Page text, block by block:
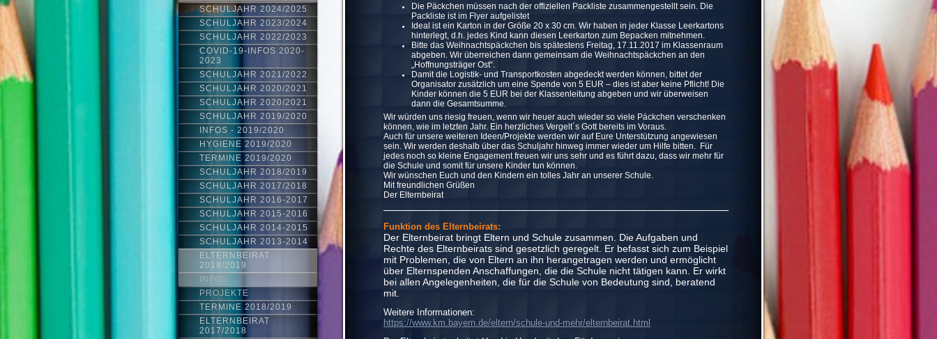
Die Päckchen müssen nach der offiziellen Packliste zusammengestellt sein. Die
Packliste ist im Flyer aufgelistet
Ideal ist ein Karton in der Größe 20 x 30 cm. Wir haben in jeder Klasse Leerkartons
hinterlegt, d.h. jedes Kind kann diesen Leerkarton zum Bepacken mitnehmen.
Bitte das Weihnachtspäckchen bis spätestens Freitag, 17.11.2017 im Klassenraum
abgeben. Wir überreichen dann gemeinsam die Weihnachtspäckchen an den
„Hoffnungsträger Ost“.
Damit die Logistik- und Transportkosten abgedeckt werden können, bittet der
Organisator zusätzlich um eine Spende von 5 EUR – dies ist aber keine Pflicht! Die
Kinder können die 5 EUR bei der Klassenleitung abgeben und wir überweisen
dann die Gesamtsumme.
Wir würden uns riesig freuen, wenn wir heuer auch wieder so viele Päckchen verschenken
können, wie im letzten Jahr. Ein herzliches Vergelt´s Gott bereits im Voraus.
Auch für unsere weiteren Ideen/Projekte werden wir auf Eure Unterstützung angewiesen
sein. Wir werden deshalb über das Schuljahr hinweg immer wieder um Hilfe bitten. Für
jedes noch so kleine Engagement freuen wir uns sehr und es führt dazu, dass wir mehr für
die Schule und somit für unsere Kinder tun können.
Wir wünschen Euch und den Kindern ein tolles Jahr an unserer Schule.
Mit freundlichen Grüßen
Der Elternbeirat
Funktion des Elternbeirats:
Der Elternbeirat bringt Eltern und Schule zusammen. Die Aufgaben und
Rechte des Elternbeirats sind gesetzlich geregelt. Er befasst sich zum Beispiel
mit Problemen, die von Eltern an ihn herangetragen werden und ermöglicht
über Elternspenden Anschaffungen, die die Schule nicht tätigen kann. Er wirkt
bei allen Angelegenheiten, die für die Schule von Bedeutung sind, beratend
mit.
Weitere Informationen:
https://www.km.bayern.de/eltern/schule-und-mehr/elternbeirat.html
SCHULJAHR 2024/2025
SCHULJAHR 2023/2024
SCHULJAHR 2022/2023
COVID-19-INFOS 2020-
2023
SCHULJAHR 2021/2022
SCHULJAHR 2020/2021
SCHULJAHR 2020/2021
SCHULJAHR 2019/2020
INFOS - 2019/2020
HYGIENE 2019/2020
TERMINE 2019/2020
SCHULJAHR 2018/2019
SCHULJAHR 2017/2018
SCHULJAHR 2016-2017
SCHULJAHR 2015-2016
SCHULJAHR 2014-2015
SCHULJAHR 2013-2014
ELTERNBEIRAT
2018/2019
INFOS
PROJEKTE
TERMINE 2018/2019
ELTERNBEIRAT
2017/2018